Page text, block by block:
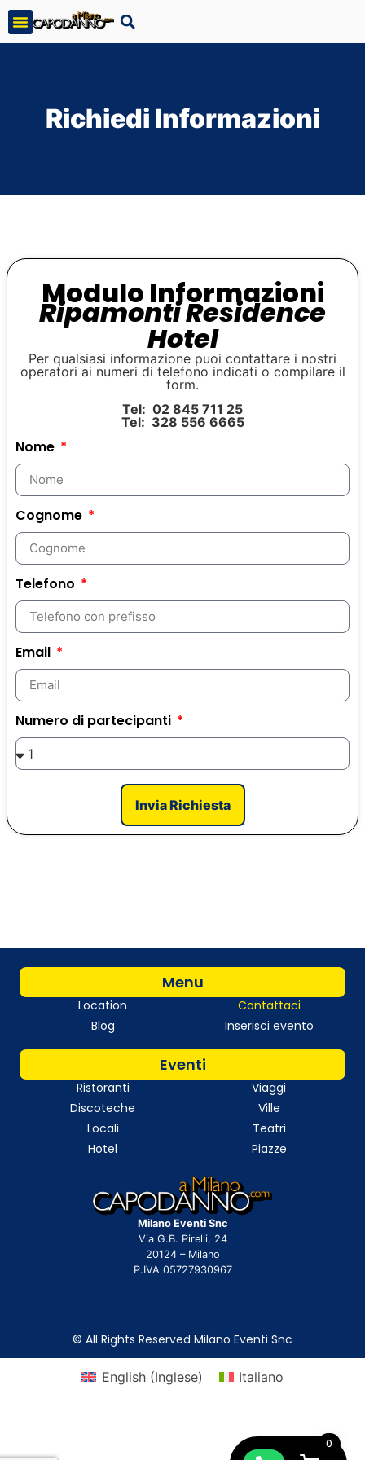
Richiedi Informazioni
Modulo Informazioni
Ripamonti Residence
Hotel
Per qualsiasi informazione puoi contattare i nostri
operatori ai numeri di telefono indicati o compilare il
form.
Tel: 02 845 711 25
Tel: 328 556 6665
Nome
Cognome
Telefono
Email
Numero di partecipanti
Invia Richiesta
Milano Eventi Snc
Via G.B. Pirelli, 24
20124 – Milano
P.IVA 05727930967
Menu
Location
Blog
Contattaci
Inserisci evento
Eventi
Ristoranti
Discoteche
Locali
Hotel
Viaggi
Ville
Teatri
Piazze
© All Rights Reserved Milano Eventi Snc
0
English(Inglese) Italiano